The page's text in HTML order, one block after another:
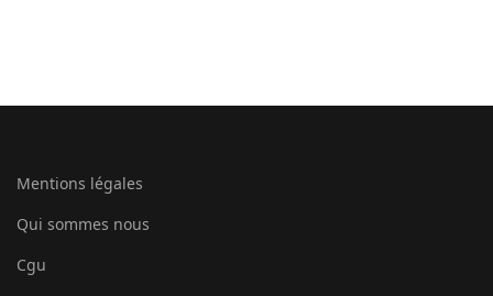
Mentions légales
Qui sommes nous
Cgu